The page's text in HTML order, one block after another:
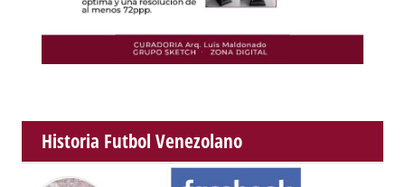
Historia Futbol Venezolano